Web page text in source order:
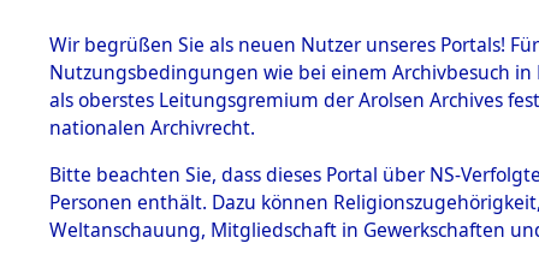
BESTÄNDE
1.
Inhaftierungsdoku
mente
1.2.9 Beim ITS
0004
Wir begrüßen Sie als neuen Nutzer unseres Portals!
Nutzungsbedingungen wie bei einem Archivbesuch
als oberstes Leitungsgremium der Arolsen Archives
nationalen Archivrecht.
Bitte beachten Sie, dass dieses Portal über NS-
Personen enthält. Dazu können
Weltanschauung, Mitgliedschaft in Gewerkschaften